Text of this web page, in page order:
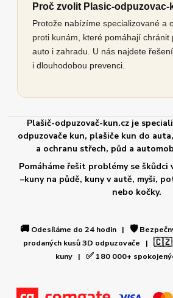
Proč zvolit Plasic-odpuzovac-
Protože nabízíme specializované a
proti kunám, které pomáhají chránit
auto i zahradu. U nás najdete
i dlouhodobou prevenci.
Plašič-odpuzovač-kun.cz je
odpuzovače kun, plašiče kun do
a ochranu střech, půd a
Pomáháme řešit problémy se škůdci
–kuny na půdě, kuny v autě, myši,
nebo kočky.
🚚 Odesíláme do 24 hodin | 🛡️
prodaných kusů 3D odpuzovače | 🇨🇿
kuny | ✅ 180 000+